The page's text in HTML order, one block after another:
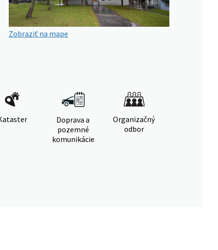
Zobraziť na mape
Doprava a
pozemné
komunikácie
Organizačný
odbor